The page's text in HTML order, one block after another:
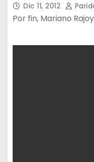
Dic 11, 2012
Por fin, Mariano